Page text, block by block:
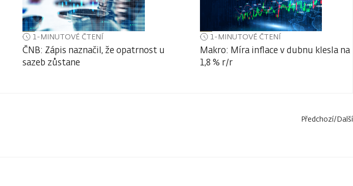
1-MINUTOVÉ ČTENÍ
ČNB: Zápis naznačil, že opatrnost u
sazeb zůstane
1-MINUTOVÉ ČTENÍ
Makro: Míra inflace v dubnu klesla na
1,8 % r/r
Předchozí/Další